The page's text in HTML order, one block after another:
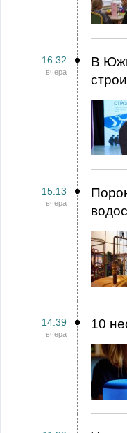
16:32
вчера
В
15:13
вчера
14:39
вчера
10